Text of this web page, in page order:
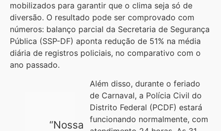
mobilizados para garantir que o clima seja só de
diversão. O resultado pode ser comprovado com
números: balanço parcial da Secretaria de Segurança
Pública (SSP-DF) aponta redução de 51% na média
diária de registros policiais, no comparativo com o
ano passado.
“Nossa
Além disso, durante o feriado
de Carnaval, a Polícia Civil do
Distrito Federal (PCDF) estará
funcionando normalmente, com